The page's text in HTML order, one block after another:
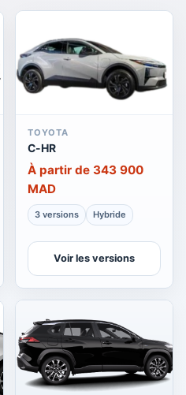
TOYOTA
C-HR
À partir de 343 900
MAD
3 versions Hybride
Voir les versions